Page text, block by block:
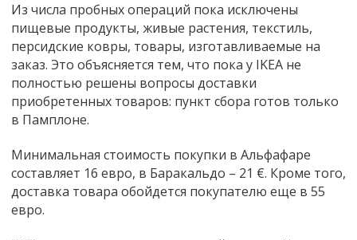
Из числа пробных операций пока исключены
пищевые продукты, живые растения, текстиль,
персидские ковры, товары, изготавливаемые на
заказ. Это объясняется тем, что пока у IKEA не
полностью решены вопросы доставки
приобретенных товаров: пункт сбора готов только
в Памплоне.
Минимальная стоимость покупки в Альфафаре
составляет 16 евро, в Баракальдо – 21 €. Кроме того,
доставка товара обойдется покупателю еще в 55
евро.